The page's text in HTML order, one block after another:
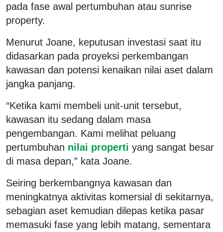
pada fase awal pertumbuhan atau sunrise
property.
Menurut Joane, keputusan investasi saat itu
didasarkan pada proyeksi perkembangan
kawasan dan potensi kenaikan nilai aset dalam
jangka panjang.
“Ketika kami membeli unit-unit tersebut,
kawasan itu sedang dalam masa
pengembangan. Kami melihat peluang
pertumbuhan nilai properti yang sangat besar
di masa depan,” kata Joane.
Seiring berkembangnya kawasan dan
meningkatnya aktivitas komersial di sekitarnya,
sebagian aset kemudian dilepas ketika pasar
memasuki fase yang lebih matang, sementara